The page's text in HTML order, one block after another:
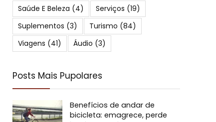
Saúde E Beleza (4) Serviços (19)
Suplementos (3) Turismo (84)
Viagens (41) Áudio (3)
Posts Mais Pupolares
Benefícios de andar de
bicicleta: emagrece, perde